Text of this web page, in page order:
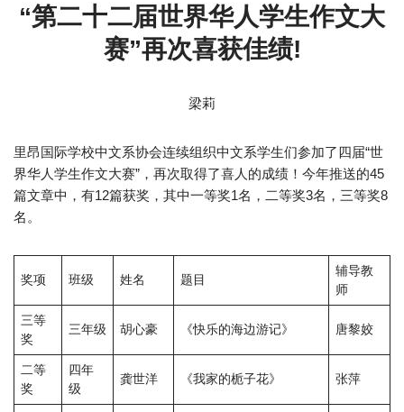
“第二十二届世界华人学生作文大
赛”再次喜获佳绩!
梁莉
里昂国际学校中文系协会连续组织中文系学生们参加了四届“世
界华人学生作文大赛”，再次取得了喜人的成绩！今年推送的45
篇文章中，有12篇获奖，其中一等奖1名，二等奖3名，三等奖8
名。
奖项 班级 姓名 题目
辅导教
师
三等
奖
三年级 胡心豪 《快乐的海边游记》 唐黎姣
二等
奖
四年
级
龚世洋 《我家的栀子花》 张萍